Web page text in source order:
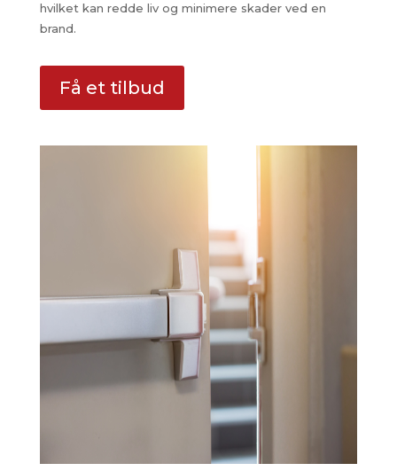
hvilket kan redde liv og minimere skader ved en
brand.
Få et tilbud